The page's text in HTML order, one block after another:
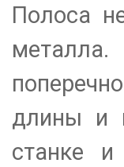
Полоса
длины и
станке